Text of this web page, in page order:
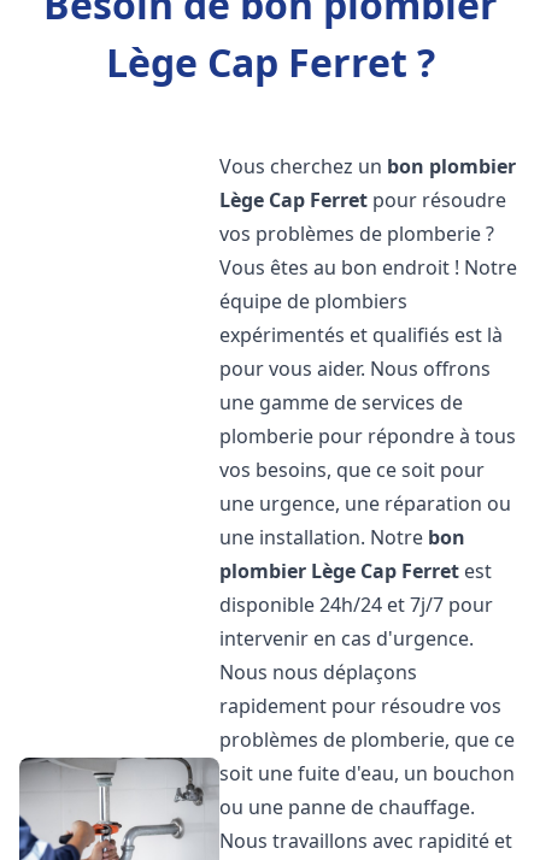
Lège Cap Ferret ?
Vous cherchez un bon plombier
Lège Cap Ferret pour résoudre
vos problèmes de plomberie ?
Vous êtes au bon endroit ! Notre
équipe de plombiers
expérimentés et qualifiés est là
pour vous aider. Nous offrons
une gamme de services de
plomberie pour répondre à tous
vos besoins, que ce soit pour
une urgence, une réparation ou
une installation. Notre bon
plombier Lège Cap Ferret est
disponible 24h/24 et 7j/7 pour
intervenir en cas d'urgence.
Nous nous déplaçons
rapidement pour résoudre vos
problèmes de plomberie, que ce
soit une fuite d'eau, un bouchon
ou une panne de chauffage.
Nous travaillons avec rapidité et